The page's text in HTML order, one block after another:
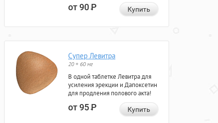
от 90Р Купить
Супер Левитра
20 + 60 мг
В одной таблетке Левитра для
усиления эрекции и Дапоксетин
для продления полового акта!
от 95Р Купить